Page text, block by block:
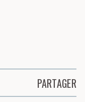
PARTAGER